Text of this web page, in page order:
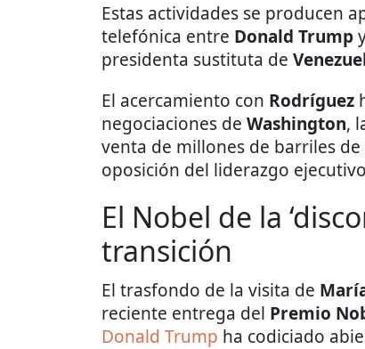
Estas actividades se producen
telefónica entre Donald Trump
presidenta sustituta de
El acercamiento con Rodríguez
negociaciones de Washington,
venta de millones de barriles
oposición del liderazgo
El Nobel de la
transición
El trasfondo de la visita de
reciente entrega del Premio
Donald Trump ha codiciado